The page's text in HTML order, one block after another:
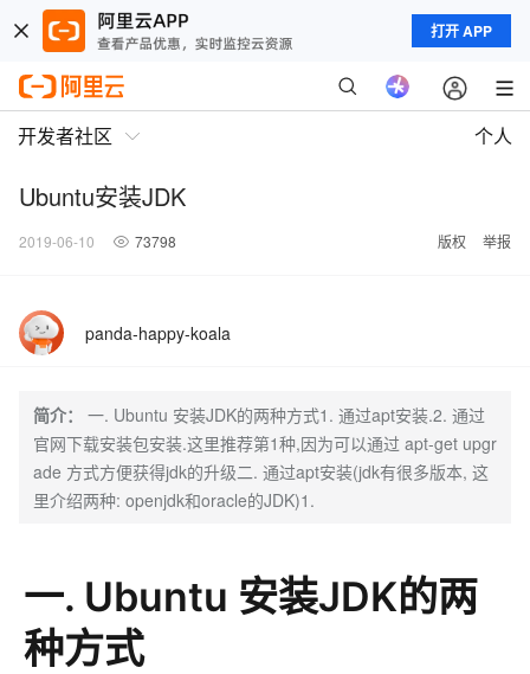
打开 APP
开发者社区 个人
Ubuntu安装JDK
2019-06-10 73798 版权 举报
panda-happy-koala
简介：
一. Ubuntu 安装JDK的两种方式1. 通过apt安装.2. 通过
官网下载安装包安装.这里推荐第1种,因为可以通过 apt-get upgr
ade 方式方便获得jdk的升级二. 通过apt安装(jdk有很多版本, 这
里介绍两种: openjdk和oracle的JDK)1.
一. Ubuntu 安装JDK的两
种方式